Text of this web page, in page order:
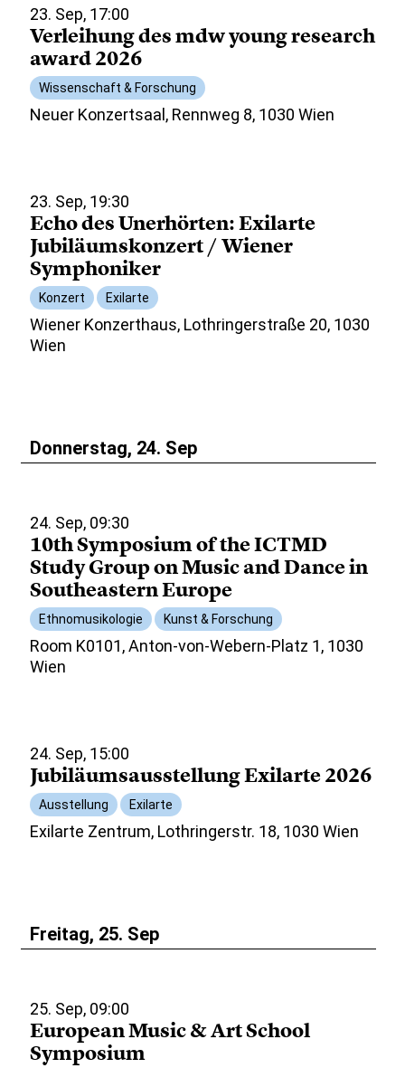
23. Sep, 17:00
Verleihung des mdw young research
award 2026
Wissenschaft & Forschung
Neuer Konzertsaal, Rennweg 8, 1030 Wien
23. Sep, 19:30
Echo des Unerhörten: Exilarte
Jubiläumskonzert / Wiener
Symphoniker
Konzert Exilarte
Wiener Konzerthaus, Lothringerstraße 20, 1030
Wien
Donnerstag, 24. Sep
24. Sep, 09:30
10th Symposium of the ICTMD
Study Group on Music and Dance in
Southeastern Europe
Ethnomusikologie Kunst & Forschung
Room K0101, Anton-von-Webern-Platz 1, 1030
Wien
24. Sep, 15:00
Jubiläumsausstellung Exilarte 2026
Ausstellung Exilarte
Exilarte Zentrum, Lothringerstr. 18, 1030 Wien
Freitag, 25. Sep
25. Sep, 09:00
European Music & Art School
Symposium